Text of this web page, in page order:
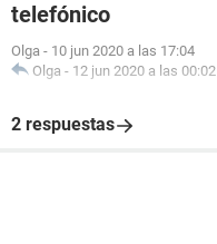
telefónico
Olga - 10 jun 2020 a las 17:04
Olga - 12 jun 2020 a las 00:02
2 respuestas